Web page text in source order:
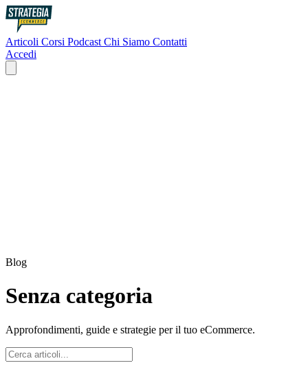
Articoli Corsi Podcast Chi Siamo Contatti
Accedi
Blog
Senza categoria
Approfondimenti, guide e strategie per il tuo eCommerce.